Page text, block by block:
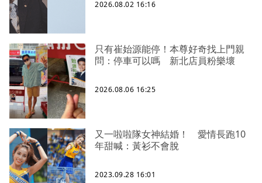
2026.08.02 16:16
只有崔始源能停！本尊好奇找上門親
問：停車可以嗎 新北店員粉樂壞
2026.08.06 16:25
又一啦啦隊女神結婚！ 愛情長跑10
年甜喊：黃衫不會脫
2023.09.28 16:01